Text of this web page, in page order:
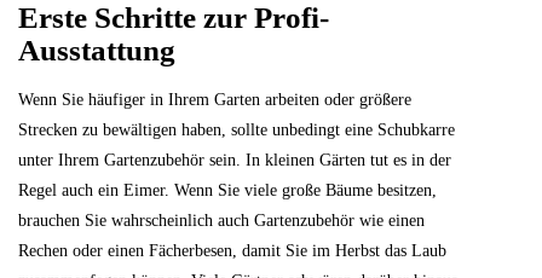
Erste Schritte zur Profi-
Ausstattung
Wenn Sie häufiger in Ihrem Garten arbeiten oder größere
Strecken zu bewältigen haben, sollte unbedingt eine Schubkarre
unter Ihrem Gartenzubehör sein. In kleinen Gärten tut es in der
Regel auch ein Eimer. Wenn Sie viele große Bäume besitzen,
brauchen Sie wahrscheinlich auch Gartenzubehör wie einen
Rechen oder einen Fächerbesen, damit Sie im Herbst das Laub